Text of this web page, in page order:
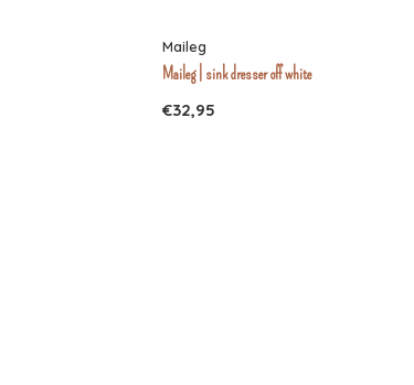
Maileg
Maileg | sink dresser off white
€32,95